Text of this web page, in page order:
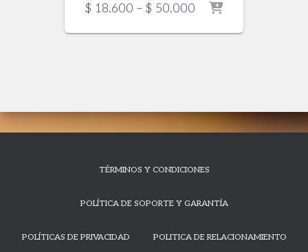
$ 18.600 – $ 50.000 Price
$ 18.600
TÉRMINOS Y CONDICIONES
POLÍTICA DE SOPORTE Y GARANTÍA
POLÍTICAS DE PRIVACIDAD POLITICA DE RELACIONAMIENTO